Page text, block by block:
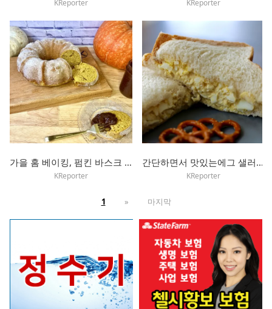
KReporter KReporter
가을 홈 베이킹, 펌킨 바스크 케이크 레시피
KReporter
간단하면서 맛있는에그 샐러드 샌드위치
KReporter
1 » 마지막